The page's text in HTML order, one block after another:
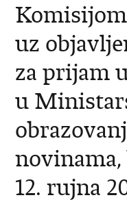
uz
za prijam
u
novinama,
12. rujna